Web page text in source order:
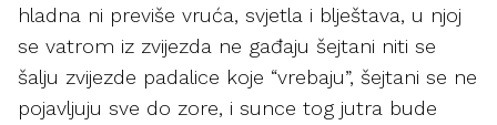
hladna ni previše vruća, svjetla i blještava, u njoj
se vatrom iz zvijezda ne gađaju šejtani niti se
šalju zvijezde padalice koje “vrebaju”, šejtani se ne
pojavljuju sve do zore, i sunce tog jutra bude